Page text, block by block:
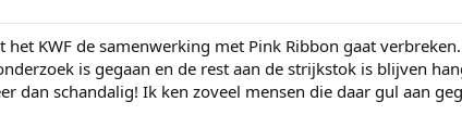
KWF de samenwerking met Pink Ribbon gaat
is gegaan en de rest aan de strijkstok is blijven
dan schandalig! Ik ken zoveel mensen die daar gul aan